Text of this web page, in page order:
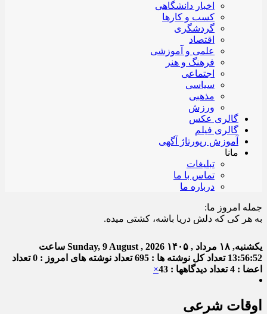
اخبار دانشگاهی
کسب و کارها
گردشگری
اقتصاد
علمی و آموزشی
فرهنگ و هنر
اجتماعی
سیاسی
مذهبی
ورزش
گالری عکس
گالری فیلم
آموزش رپورتاژ آگهی
مانا
تبلیغات
تماس با ما
درباره ما
جمله امروز ما:
کی که دلش دریا باشه، کشتی میده.
یکشنبه, ۱۸ مرداد , ۱۴۰۵ Sunday, 9 August , 2026 ساعت
13:56:53 تعداد کل نوشته ها : 695 تعداد نوشته های امروز : 0
تعداد
اعضا : 4
تعداد دیدگاهها : 43 ×
اوقات شرعی